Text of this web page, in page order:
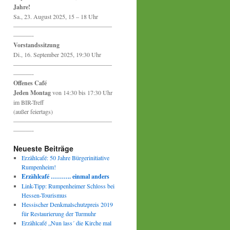
Jahre!
Sa., 23. August 2025, 15 – 18 Uhr
————————————————
———-
Vorstandssitzung
Di., 16. September 2025, 19:30 Uhr
————————————————
———-
Offenes Café
Jeden Montagvon 14:30 bis 17:30 Uhr
im BIR-Treff
(außer feiertags)
————————————————
———-
Neueste Beiträge
Erzählcafé: 50 Jahre Bürgerinitiative
Rumpenheim!
Erzählcafé ………. einmal anders
Link-Tipp: Rumpenheimer Schloss bei
Hessen-Tourismus
Hessischer Denkmalschutzpreis 2019
für Restaurierung der Turmuhr
Erzählcafé „Nun lass´ die Kirche mal